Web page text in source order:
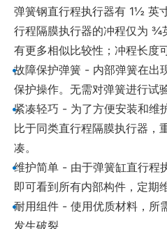
弹簧钢直行程执行器有 1½ 英
行程隔膜执行器的冲程仅为 ¾
有更多相似比较性；冲程长度
•故障保护弹簧 - 内部弹簧在出
保护操作。无需对弹簧进行试
•紧凑轻巧 - 为了方便安装和维
比于同类直行程隔膜执行器，
凑。
•维护简单 - 由于弹簧缸直行程
即可看到所有内部构件，定期
•耐用组件 - 使用优质材料，所
发生破裂